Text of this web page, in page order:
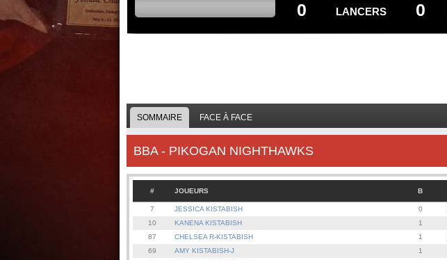
LANCERS
0 0
SOMMAIRE FACE À FACE
BBA - PIKOGAN NIGHTHAWKS
# JOUEURS B
7 JESSICA KISTABISH 0
10
KANENA KISTABISH 1
87
CHELSEA R-KISTABISH 1
69
AMY KISTABISH-J 1